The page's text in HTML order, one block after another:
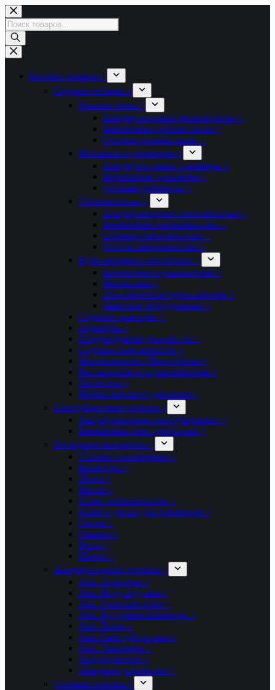
Перейти
к
сути
Поиск
товаров
Каталог товаров +
Садовая техника +
Цепные пилы +
Аккумуляторные цепные пилы +
Бензиновые цепные пилы +
Сетевые цепные пилы +
Мотокосы и триммеры +
Аккумуляторные триммеры +
Бензиновые триммеры +
Сетевые триммеры +
Газонокосилки +
Аккумуляторные газонокосилки +
Бензиновые газонокосилки +
Сетевые газонокосилки +
Рототы газонокосилки +
Культиваторы и мотоблоки +
Бензиновые культиваторы +
Мотоблоки +
Электрические культиваторы +
Навесное оборудование +
Садовые тракторы +
Аэраторы +
Воздуходувные устройства +
Садовые измельчители +
Мотоножницы / Высоторезы +
Распылители и опрыскиватели +
Пылесосы +
Мойки высокого давления +
Снегоуборочная техника +
Аккумуляторные снегоуборщики +
Бензиновые снегоуборщики +
Расходные материалы +
Головки триммерные +
Канистры +
Леска +
Масла +
Ножи газонокосилок +
Ножи и диски для триммеров +
Свечи +
Смазки +
Цепи +
Шины +
Аккумуляторная техника +
Акк. Аэраторы +
Акк. Воздуходувки +
Акк. Газонокосилки +
Акк. Кусторезы/ножницы +
Акк. Пилы +
Акк. Снегоуборщики +
Акк. Триммеры +
Аккумуляторы +
Зарядные устройства +
Силовая техника +